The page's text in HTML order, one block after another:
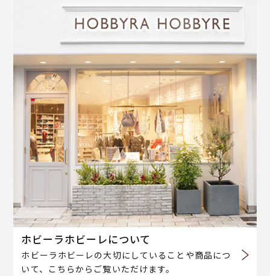
ホビーラホビーレについて
ホビーラホビーレの大切にしていることや商品につ
いて、こちらからご覧いただけます。